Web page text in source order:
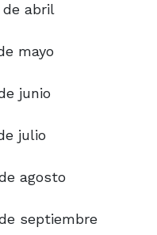
de abril
mayo
junio
julio
agosto
septiembre